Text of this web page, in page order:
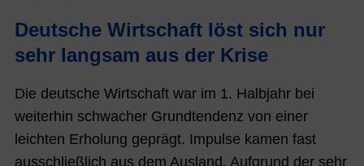
Deutsche Wirtschaft löst sich nur
sehr langsam aus der Krise
Die deutsche Wirtschaft war im 1. Halbjahr bei
weiterhin schwacher Grundtendenz von einer
leichten Erholung geprägt. Impulse kamen fast
ausschließlich aus dem Ausland. Aufgrund der sehr